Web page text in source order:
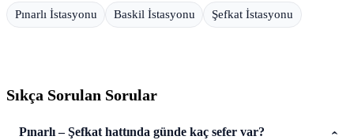
Pınarlı İstasyonu Baskil İstasyonu Şefkat İstasyonu
Sıkça Sorulan Sorular
Pınarlı – Şefkat hattında günde kaç sefer var?